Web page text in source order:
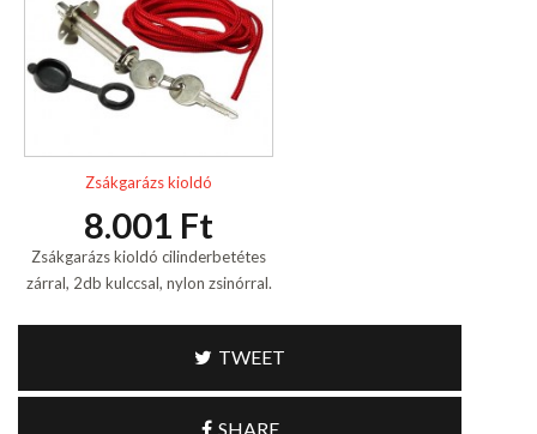
Zsákgarázs kioldó
8.001 Ft
Zsákgarázs kioldó cilinderbetétes
zárral, 2db kulccsal, nylon zsinórral.
TWEET
SHARE